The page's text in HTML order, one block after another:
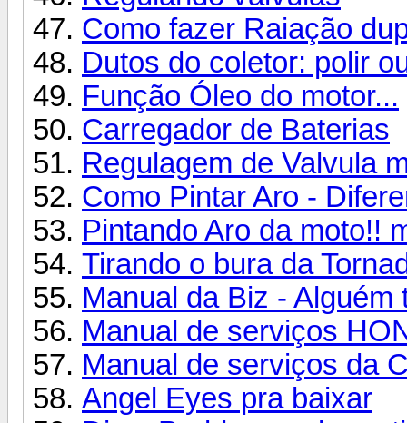
Como fazer Raiação
Dutos do coletor: polir
Função Óleo do motor...
Carregador de Baterias
Regulagem de Valvula
Como Pintar Aro -
Pintando Aro da moto!!
Tirando o bura da
Manual da Biz - Alguém
Manual de serviços
Manual de serviços da
Angel Eyes pra baixar